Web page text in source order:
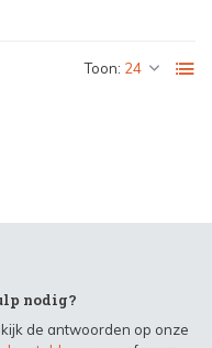
Toon:
nodig?
de antwoorden op onze